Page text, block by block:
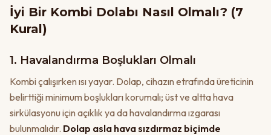
İyi Bir Kombi Dolabı Nasıl Olmalı? (7
Kural)
1. Havalandırma Boşlukları Olmalı
Kombi çalışırken ısı yayar. Dolap, cihazın etrafında üreticinin
belirttiği minimum boşlukları korumalı; üst ve altta hava
sirkülasyonu için açıklık ya da havalandırma ızgarası
bulunmalıdır. Dolap asla hava sızdırmaz biçimde